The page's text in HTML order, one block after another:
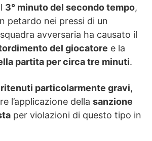
3° minuto del secondo tempo,
petardo nei pressi di un
avversaria ha causato il
del giocatore e la
partita per circa tre minuti.
particolarmente gravi,
l’applicazione della sanzione
per violazioni di questo tipo in